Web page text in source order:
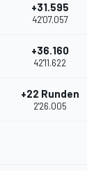
+31.595
42'07.057
+36.160
42'11.622
+22 Runden
2'26.005